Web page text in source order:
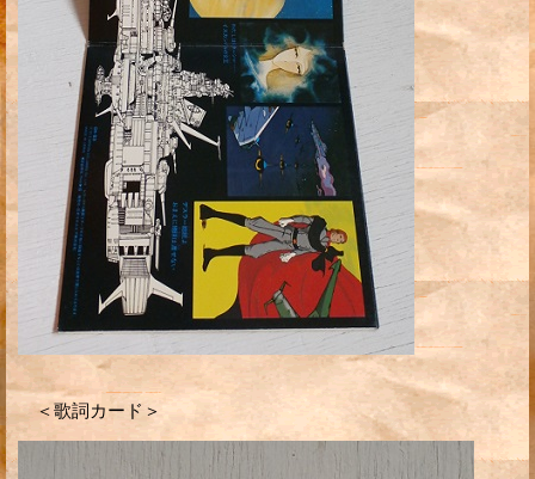
＜歌詞カード＞